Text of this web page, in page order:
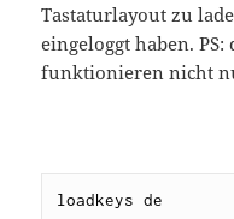
Tastaturlayout zu
eingeloggt haben.
funktionieren nicht
loadkeys de